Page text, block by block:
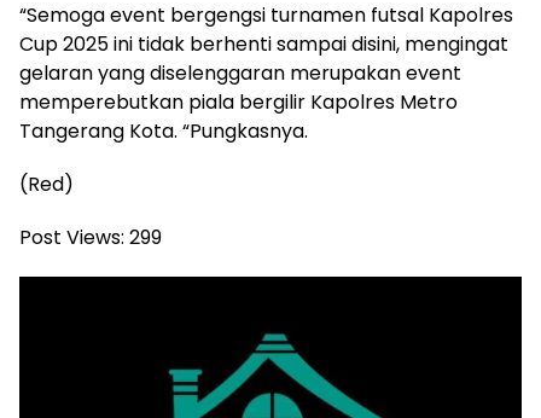
“Semoga event bergengsi turnamen futsal Kapolres
Cup 2025 ini tidak berhenti sampai disini, mengingat
gelaran yang diselenggaran merupakan event
memperebutkan piala bergilir Kapolres Metro
Tangerang Kota. “Pungkasnya.
(Red)
Post Views: 299